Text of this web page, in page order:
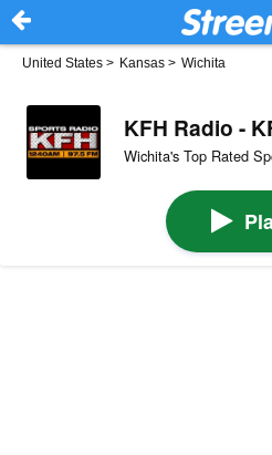
United States > Kansas > Wichita
KFH Radio -
Wichita's Top Rated